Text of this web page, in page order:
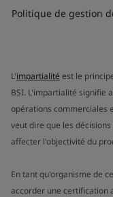
Politique de gestion
L'impartialité est le
BSI. L'impartialité signifie
opérations commerciales
veut dire que les
affecter l'objectivité du
En tant qu'organisme de
accorder une certification